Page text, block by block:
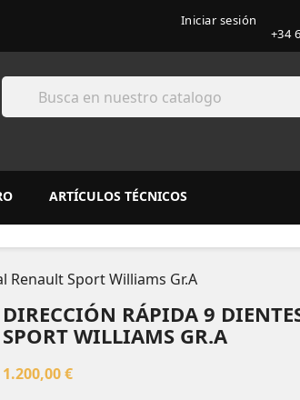
Iniciar sesión
+34
ARTÍCULOS TÉCNICOS
Renault Sport Williams Gr.A
DIRECCIÓN RÁPIDA 9
SPORT WILLIAMS GR.A
1.200,00 €